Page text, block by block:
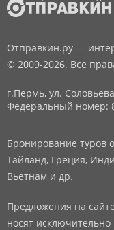
Отправкин.ру —
© 2009-2026. Все
г.Пермь, ул.
Федеральный номер:
Бронирование туров
Тайланд, Греция,
Вьетнам и др.
Предложения на
носят